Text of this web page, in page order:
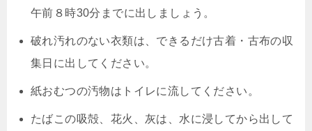
午前８時30分までに出しましょう。
破れ汚れのない衣類は、できるだけ古着・古布の収
集日に出してください。
紙おむつの汚物はトイレに流してください。
たばこの吸殻、花火、灰は、水に浸してから出して